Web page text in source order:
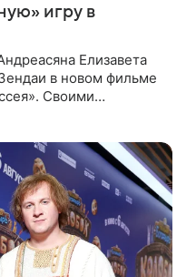
игру в
Елизавета
в новом фильме
Своими